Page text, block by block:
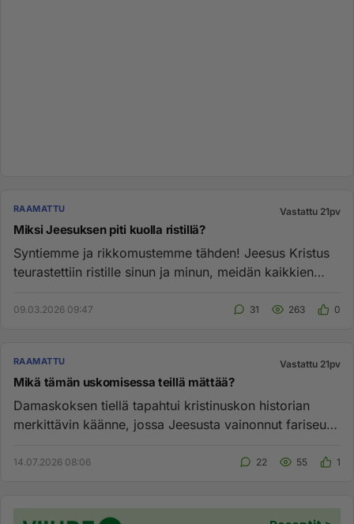
RAAMATTU Vastattu 21pv
Miksi Jeesuksen piti kuolla ristillä?
Syntiemme ja rikkomustemme tähden! Jeesus Kristus
teurastettiin ristille sinun ja minun, meidän kaikkien
09.03.2026 09:47 31 263 0
RAAMATTU Vastattu 21pv
Mikä tämän uskomisessa teillä mättää?
Damaskoksen tiellä tapahtui kristinuskon historian
merkittävin käänne, jossa Jeesusta vainonnut fariseus
14.07.2026 08:06 22 55 1